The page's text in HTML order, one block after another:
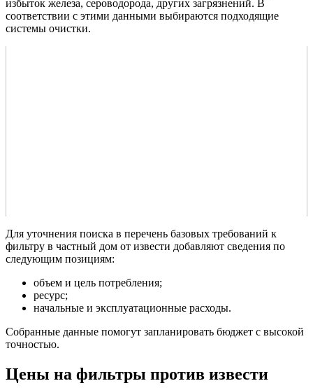
избыток железа, сероводорода, других загрязнений. В
соответствии с этими данными выбираются подходящие
системы очистки.
Для уточнения поиска в перечень базовых требований к
фильтру в частный дом от извести добавляют сведения по
следующим позициям:
объем и цель потребления;
ресурс;
начальные и эксплуатационные расходы.
Собранные данные помогут запланировать бюджет с высокой
точностью.
Цены на фильтры против извести